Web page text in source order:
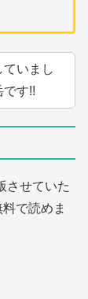
いまし
です!!
させていた
で読めま